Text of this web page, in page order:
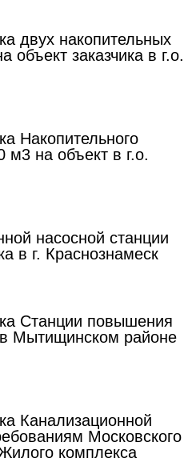
двух накопительных
объект заказчика в г.о.
Накопительного
м3 на объект в г.о.
насосной станции
в г. Краснознамеск
Станции повышения
Мытищинском районе
Канализационной
Московского
комплекса